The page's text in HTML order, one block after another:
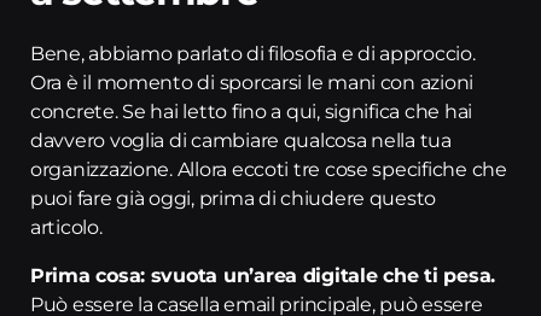
Bene, abbiamo parlato di filosofia e di approccio.
Ora è il momento di sporcarsi le mani con azioni
concrete. Se hai letto fino a qui, significa che hai
davvero voglia di cambiare qualcosa nella tua
organizzazione. Allora eccoti tre cose specifiche che
puoi fare già oggi, prima di chiudere questo
articolo.
Prima cosa: svuota un’area digitale che ti pesa.
Può essere la casella email principale, può essere